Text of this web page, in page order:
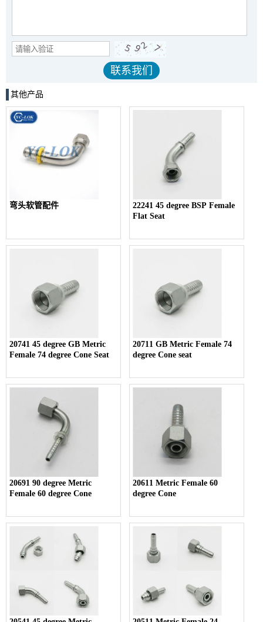
其他产品
弯头软管配件
22241 45 degree BSP Female
Flat Seat
20741 45 degree GB Metric
Female 74 degree Cone Seat
20711 GB Metric Female 74
degree Cone seat
20691 90 degree Metric
Female 60 degree Cone
20611 Metric Female 60
degree Cone